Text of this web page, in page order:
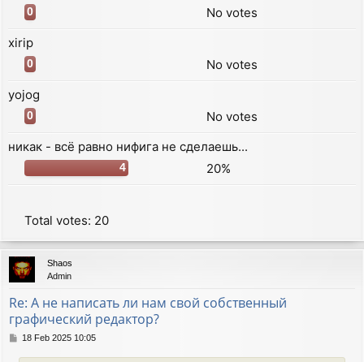
0
No votes
xirip
0
No votes
yojog
0
No votes
никак - всё равно нифига не сделаешь...
4 20%
Total votes: 20
Shaos
Admin
Re: А не написать ли нам свой собственный
графический редактор?
P18 Feb 2025 10:05